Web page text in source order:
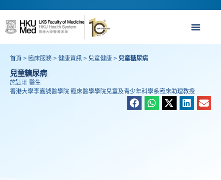
首頁 > 臨床服務 > 健康資訊 > 兒童健康 > 兒童糖尿病
兒童糖尿病
施頴珊 醫生
香港大學李嘉誠醫學院 臨床醫學學院兒童及青少年科學系臨床助理教授